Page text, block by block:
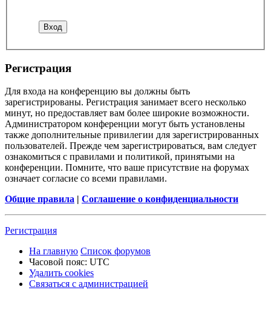
Регистрация
Для входа на конференцию вы должны быть
зарегистрированы. Регистрация занимает всего несколько
минут, но предоставляет вам более широкие возможности.
Администратором конференции могут быть установлены
также дополнительные привилегии для зарегистрированных
пользователей. Прежде чем зарегистрироваться, вам следует
ознакомиться с правилами и политикой, принятыми на
конференции. Помните, что ваше присутствие на форумах
означает согласие со всеми правилами.
Общие правила | Соглашение о конфиденциальности
Регистрация
На главную Список форумов
Часовой пояс: UTC
Удалить cookies
Связаться
Связаться с администрацией